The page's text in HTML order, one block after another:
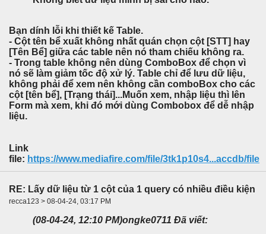
Bạn dính lỗi khi thiết kế Table.
- Cột tên bể xuất không nhất quán chọn cột [STT] hay
[Tên Bể] giữa các table nên nó tham chiếu không ra.
- Trong table không nên dùng ComboBox để chọn vì
nó sẽ làm giảm tốc độ xử lý. Table chỉ để lưu dữ liệu,
không phải để xem nên không cần comboBox cho các
cột [tên bể], [Trạng thái]...Muốn xem, nhập liệu thì lên
Form mà xem, khi đó mới dùng Combobox để dễ nhập
liệu.
Link
file: https://www.mediafire.com/file/3tk1p10s4...accdb/file
RE: Lấy dữ liệu từ 1 cột của 1 query có nhiều điều kiện
recca123 > 08-04-24, 03:17 PM
(08-04-24, 12:10 PM)ongke0711 Đã viết: